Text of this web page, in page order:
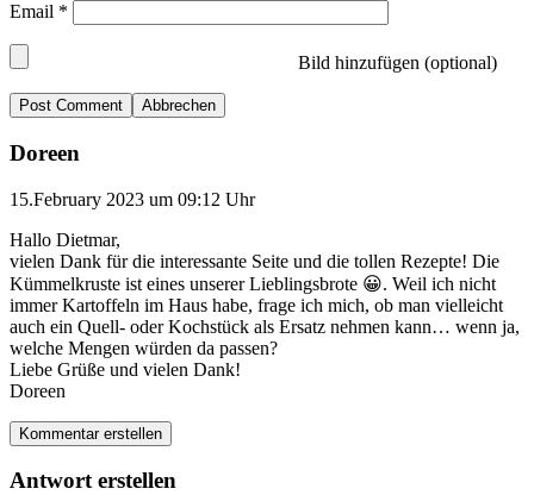
Email *
Bild hinzufügen (optional)
Abbrechen
Doreen
15.February 2023 um 09:12 Uhr
Hallo Dietmar,
vielen Dank für die interessante Seite und die tollen Rezepte! Die
Kümmelkruste ist eines unserer Lieblingsbrote 😀. Weil ich nicht
immer Kartoffeln im Haus habe, frage ich mich, ob man vielleicht
auch ein Quell- oder Kochstück als Ersatz nehmen kann… wenn ja,
welche Mengen würden da passen?
Liebe Grüße und vielen Dank!
Doreen
Kommentar erstellen
Antwort erstellen